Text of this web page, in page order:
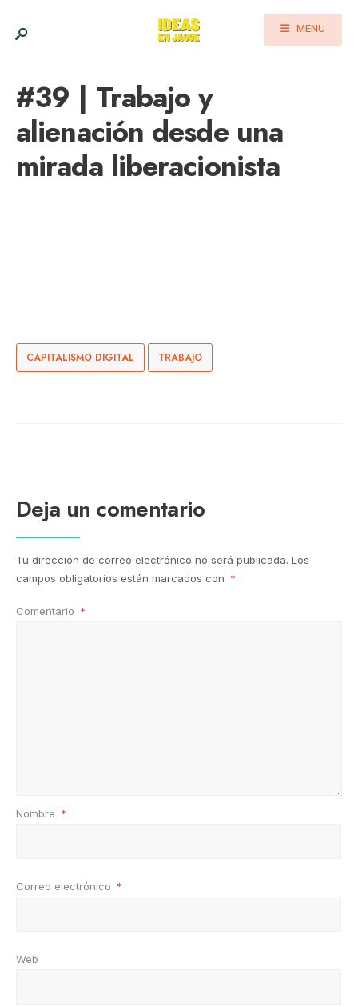
MENU
#39 | Trabajo y
alienación desde una
mirada liberacionista
CAPITALISMO DIGITAL TRABAJO
Deja un comentario
Tu dirección de correo electrónico no será publicada. Los
campos obligatorios están marcados con *
Comentario *
Nombre *
Correo electrónico *
Web